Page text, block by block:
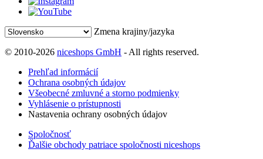
Zmena krajiny/jazyka
© 2010-2026 niceshops GmbH - All rights reserved.
Prehľad informácií
Ochrana osobných údajov
Všeobecné zmluvné a storno podmienky
Vyhlásenie o prístupnosti
Nastavenia ochrany osobných údajov
Spoločnosť
Ďalšie obchody patriace spoločnosti niceshops